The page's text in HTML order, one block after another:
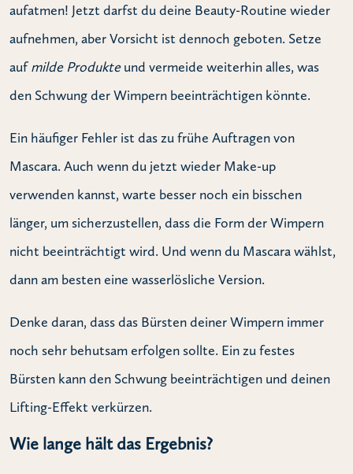
aufatmen! Jetzt darfst du deine Beauty-Routine wieder
aufnehmen, aber Vorsicht ist dennoch geboten. Setze
aufmilde Produkteund vermeide weiterhin alles, was
den Schwung der Wimpern beeinträchtigen könnte.
Ein häufiger Fehler ist das zu frühe Auftragen von
Mascara. Auch wenn du jetzt wieder Make-up
verwenden kannst, warte besser noch ein bisschen
länger, um sicherzustellen, dass die Form der Wimpern
nicht beeinträchtigt wird. Und wenn du Mascara wählst,
dann am besten eine wasserlösliche Version.
Denke daran, dass das Bürsten deiner Wimpern immer
noch sehr behutsam erfolgen sollte. Ein zu festes
Bürsten kann den Schwung beeinträchtigen und deinen
Lifting-Effekt verkürzen.
Wie lange hält das Ergebnis?